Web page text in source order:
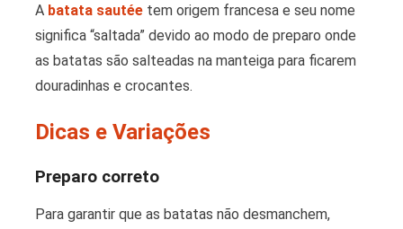
A batata sautée tem origem francesa e seu nome
significa “saltada” devido ao modo de preparo onde
as batatas são salteadas na manteiga para ficarem
douradinhas e crocantes.
Dicas e Variações
Preparo correto
Para garantir que as batatas não desmanchem,